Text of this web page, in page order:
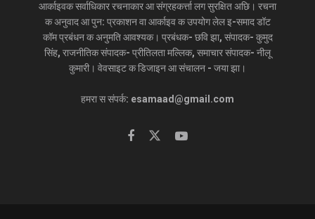
आर्काइवक सर्वाधिकार रचनाकार आ संग्रहकर्त्ता लग सुरक्षित अछि। रचना
क अनुवाद आ पुन: प्रकाशन वा आर्काइव क उपयोग लेल इ-समाद डॉट
कॉम प्रबंधन क अनुमति आवश्यक। प्रबंधक- छवि झा, संपादक- कुमुद
सिंह, राजनीतिक संपादक- प्रीतिलता मल्लिक, समाचार संपादक- नीलू
कुमारी। वेवसाइट क डिजाइन आ संचालन - जया झा।
हमरा स संपर्क: esamaad@gmail.com